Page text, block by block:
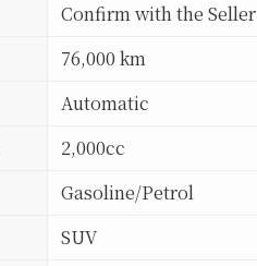
Confirm with the Seller
76,000 km
Automatic
2,000cc
Gasoline/Petrol
SUV